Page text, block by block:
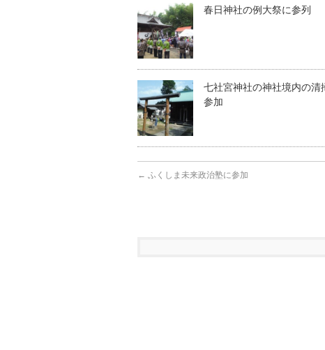
春日神社の例大祭に参列
七社宮神社の神社境内の清
参加
← ふくしま未来政治塾に参加